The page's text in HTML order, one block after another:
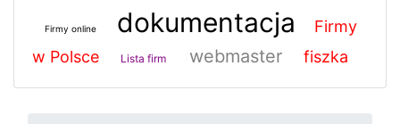
Firmy online dokumentacja
Firmy
w Polsce
Lista firm webmaster fiszka